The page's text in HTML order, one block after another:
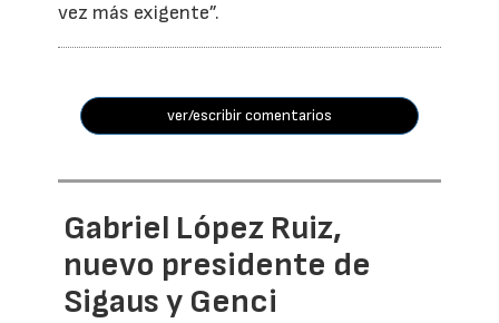
vez más exigente”.
ver/escribir comentarios
Gabriel López Ruiz,
nuevo presidente de
Sigaus y Genci